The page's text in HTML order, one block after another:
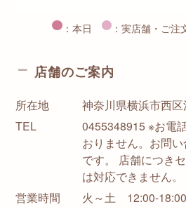
：本日 ：実店舗・ご注
店舗のご案内
所在地
神奈川県横浜市西
TEL
0455348915 ※お電
おりません。お問
です。 店舗につき
は対応できません。
営業時間
火～土 12:00-18:00